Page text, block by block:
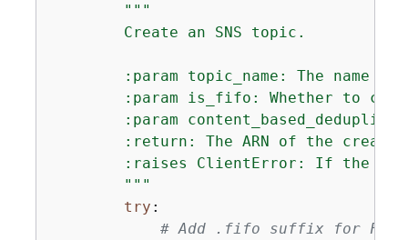
"""
        Create an SNS topic.
:param topic_name: The name of
:param is_fifo: Whether to
:param
:return: The ARN of the
:raises ClientError: If the
        """
try :
# Add .fifo suffix for